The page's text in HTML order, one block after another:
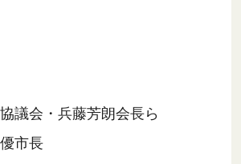
議会・兵藤芳朗会長ら
市長